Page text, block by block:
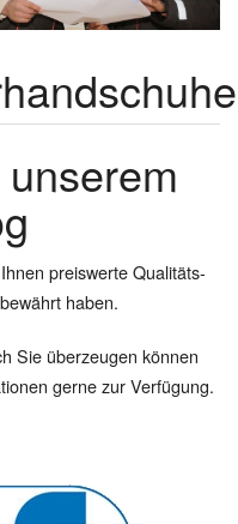
preiswerte Qualitäts-
haben.
Sie überzeugen können
gerne zur Verfügung.